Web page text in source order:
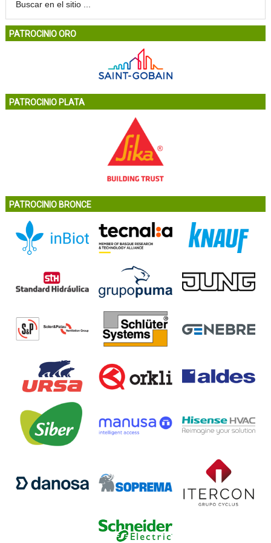
PATROCINIO ORO
PATROCINIO PLATA
PATROCINIO BRONCE